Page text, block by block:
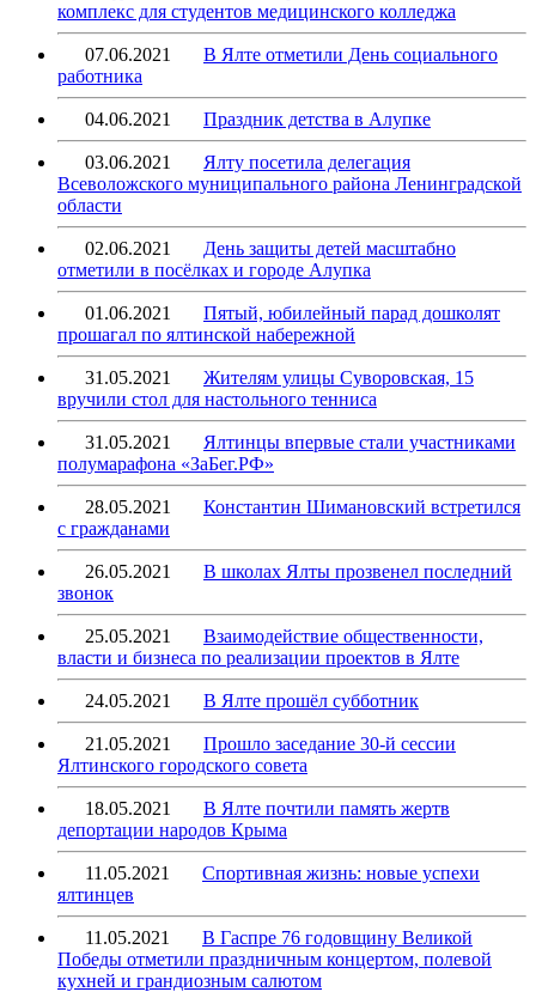
комплекс для студентов медицинского колледжа
07.06.2021
В Ялте отметили День социального
работника
04.06.2021 Праздник детства в Алупке
03.06.2021
Ялту посетила делегация
Всеволожского муниципального района Ленинградской
области
02.06.2021
День защиты детей масштабно
отметили в посёлках и городе Алупка
01.06.2021
Пятый, юбилейный парад дошколят
прошагал по ялтинской набережной
31.05.2021
Жителям улицы Суворовская, 15
вручили стол для настольного тенниса
31.05.2021
Ялтинцы впервые стали участниками
полумарафона «ЗаБег.РФ»
28.05.2021
Константин Шимановский встретился
с гражданами
26.05.2021
В школах Ялты прозвенел последний
звонок
25.05.2021
Взаимодействие общественности,
власти и бизнеса по реализации проектов в Ялте
24.05.2021 В Ялте прошёл субботник
21.05.2021
Прошло заседание 30-й сессии
Ялтинского городского совета
18.05.2021
В Ялте почтили память жертв
депортации народов Крыма
11.05.2021
Спортивная жизнь: новые успехи
ялтинцев
11.05.2021
В Гаспре 76 годовщину Великой
Победы отметили праздничным концертом, полевой
кухней и грандиозным салютом